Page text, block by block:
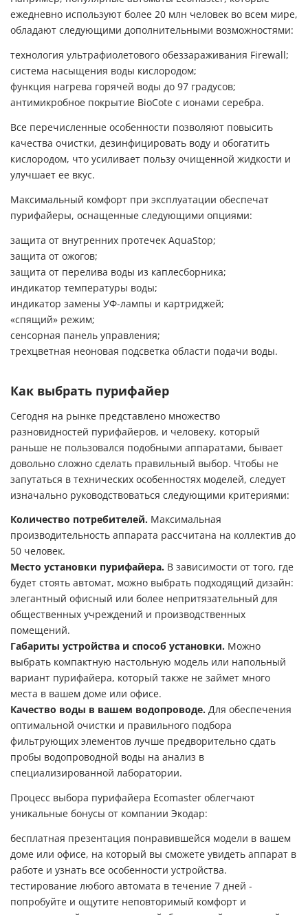
ежедневно используют более 20 млн человек во всем мире,
обладают следующими дополнительными возможностями:
технология ультрафиолетового обеззараживания Firewall;
система насыщения воды кислородом;
функция нагрева горячей воды до 97 градусов;
антимикробное покрытие BioCote c ионами серебра.
Все перечисленные особенности позволяют повысить
качества очистки, дезинфицировать воду и обогатить
кислородом, что усиливает пользу очищенной жидкости и
улучшает ее вкус.
Максимальный комфорт при эксплуатации обеспечат
пурифайеры, оснащенные следующими опциями:
защита от внутренних протечек AquaStop;
защита от ожогов;
защита от перелива воды из каплесборника;
индикатор температуры воды;
индикатор замены УФ-лампы и картриджей;
«спящий» режим;
сенсорная панель управления;
трехцветная неоновая подсветка области подачи воды.
Как выбрать пурифайер
Сегодня на рынке представлено множество
разновидностей пурифайеров, и человеку, который
раньше не пользовался подобными аппаратами, бывает
довольно сложно сделать правильный выбор. Чтобы не
запутаться в технических особенностях моделей, следует
изначально руководствоваться следующими критериями:
Количество потребителей. Максимальная
производительность аппарата рассчитана на коллектив до
50 человек.
Место установки пурифайера. В зависимости от того, где
будет стоять автомат, можно выбрать подходящий дизайн:
элегантный офисный или более непритязательный для
общественных учреждений и производственных
помещений.
Габариты устройства и способ установки. Можно
выбрать компактную настольную модель или напольный
вариант пурифайера, который также не займет много
места в вашем доме или офисе.
Качество воды в вашем водопроводе. Для обеспечения
оптимальной очистки и правильного подбора
фильтрующих элементов лучше предворительно сдать
пробы водопроводной воды на анализ в
специализированной лаборатории.
Процесс выбора пурифайера Ecomaster облегчают
уникальные бонусы от компании Экодар:
бесплатная презентация понравившейся модели в вашем
доме или офисе, на который вы сможете увидеть аппарат в
работе и узнать все особенности устройства.
тестирование любого автомата в течение 7 дней -
попробуйте и ощутите неповторимый комфорт и